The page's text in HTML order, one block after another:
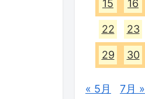
15 16
22 23
29 30
« 5月 7月 »